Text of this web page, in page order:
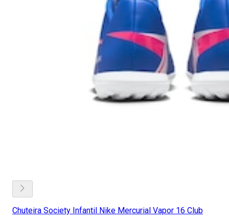
Chuteira Society Infantil Nike Mercurial Vapor 16 Club